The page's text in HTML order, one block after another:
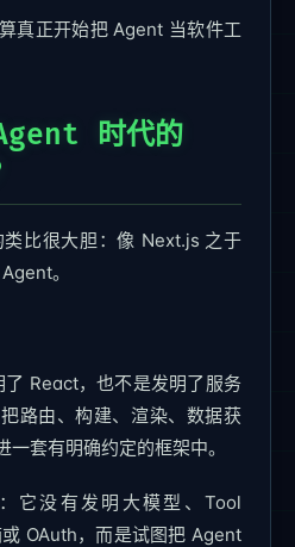
真正开始把 Agent 当软件工
时代的
比很大胆：像 Next.js 之于
。
React，也不是发明了服务
路由、构建、渲染、数据获
套有明确约定的框架中。
它没有发明大模型、Tool
OAuth，而是试图把 Agent